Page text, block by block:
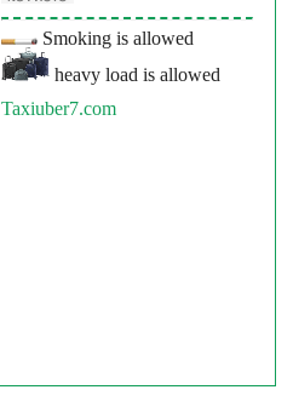
Smoking is allowed
heavy load is allowed
Taxiuber7.com